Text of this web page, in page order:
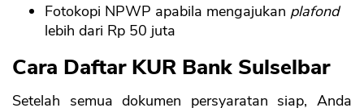
Fotokopi NPWP apabila mengajukan plafond
lebih dari Rp 50 juta
Cara Daftar KUR Bank Sulselbar
Setelah semua dokumen persyaratan siap, Anda